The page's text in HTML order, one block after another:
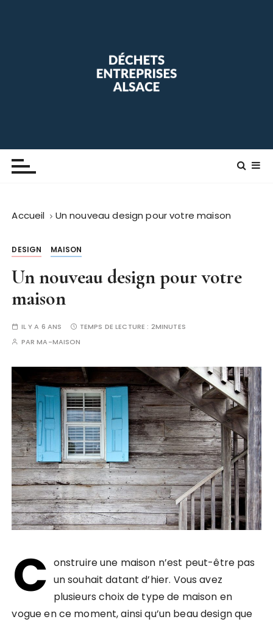
Déchets Entreprise Alsace
Accueil Un nouveau design pour votre maison
DESIGN MAISON
Un nouveau design pour votre
maison
IL Y A 6 ANS TEMPS DE LECTURE : 2MINUTES
PARMA-MAISON
C onstruire une maison n’est peut-être pas
un souhait datant d’hier. Vous avez
plusieurs choix de type de maison en
vogue en ce moment, ainsi qu’un beau design que